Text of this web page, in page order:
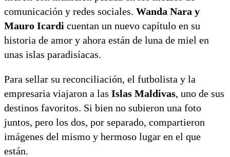
comunicación y redes sociales. Wanda Nara y
Mauro Icardi cuentan un nuevo capítulo en su
historia de amor y ahora están de luna de miel en
unas islas paradisíacas.
Para sellar su reconciliación, el futbolista y la
empresaria viajaron a las Islas Maldivas, uno de sus
destinos favoritos. Si bien no subieron una foto
juntos, pero los dos, por separado, compartieron
imágenes del mismo y hermoso lugar en el que
están.